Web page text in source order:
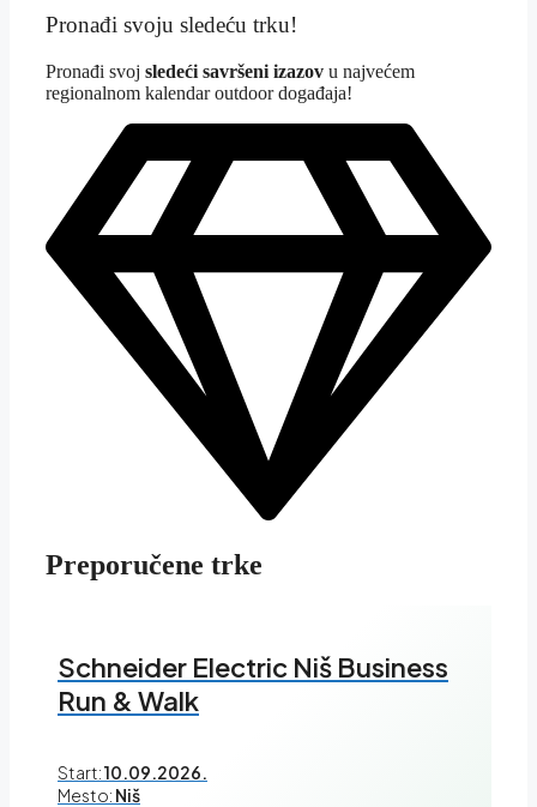
Pronađi svoju sledeću trku!
Pronađi svoj sledeći savršeni izazov u najvećem
regionalnom kalendar outdoor događaja!
Preporučene trke
Schneider Electric Niš Business
Run & Walk
Start:10.09.2026.
Mesto: Niš